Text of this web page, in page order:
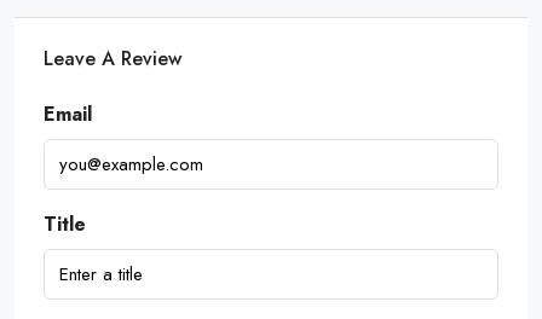
Leave A Review
Email
Title